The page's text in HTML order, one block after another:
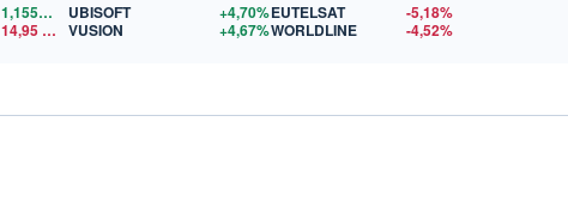
1,1555$US
14,95$US
UBISOFT
+4,70%
VUSION
+4,67%
EUTELSAT
-5,18%
WORLDLINE
-4,52%